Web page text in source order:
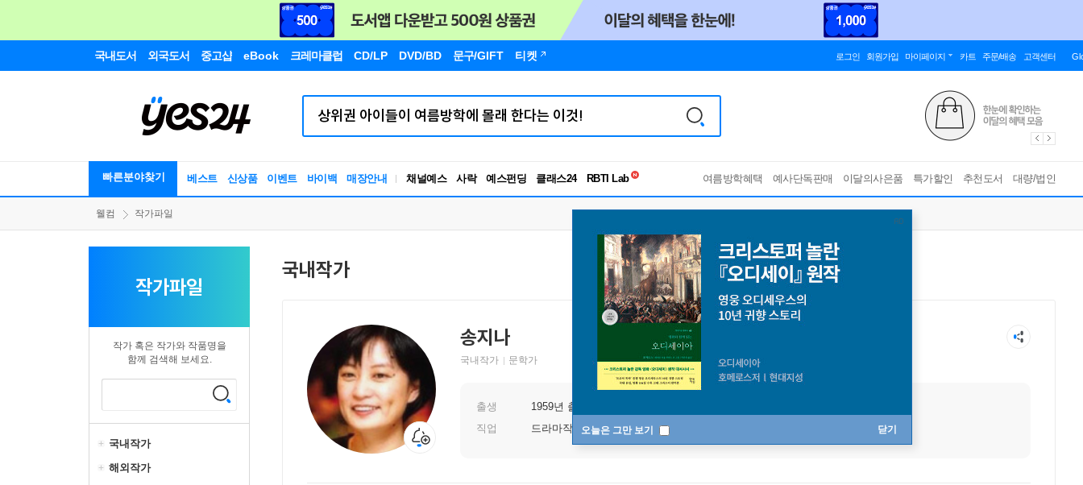
국내도서 외국도서 중고샵 eBook 크레마클럽 CD/LP DVD/BD 문구/GIFT 티켓 로그인 회원가입 마이페이지 카트 주문/배송 고객센터
빠른분야찾기 베스트 신상품 이벤트 바이백 매장안내 채널예스 사락 예스펀딩 클래스24
RBTI Lab
독서유형검사
여름방학혜택 예사단독판매 이달의사은품 특가할인 추천도서 대량/법인
오늘은 그만 보기 닫기
웰컴 작가파일
작가파일
작가 혹은 작가와 작품명을
함께 검색해 보세요.
국내작가
해외작가
국내작가
송지나
국내작가 문학가
출생 1959년 출생
직업
드라마작가